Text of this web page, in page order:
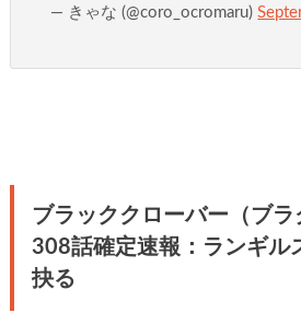
— きゃな (@coro_ocromaru)
ブラッククローバー（ブ
308話確定速報：ランギル
抉る